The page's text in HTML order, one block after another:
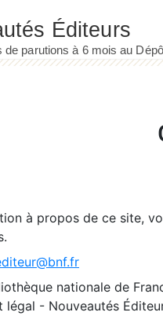
à propos de ce site,
nationale de
- Nouveautés